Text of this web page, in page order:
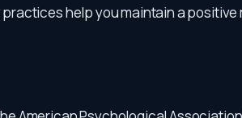
help you maintain a positive